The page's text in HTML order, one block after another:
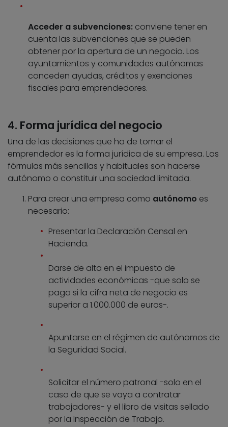
Acceder a subvenciones: conviene tener en
cuenta las subvenciones que se pueden
obtener por la apertura de un negocio. Los
ayuntamientos y comunidades autónomas
conceden ayudas, créditos y exenciones
fiscales para emprendedores.
4. Forma jurídica del negocio
Una de las decisiones que ha de tomar el
emprendedor es la forma jurídica de su empresa. Las
fórmulas más sencillas y habituales son hacerse
autónomo o constituir una sociedad limitada.
Para crear una empresa como autónomo es
necesario:
Presentar la Declaración Censal en
Hacienda.
Darse de alta en el impuesto de
actividades económicas -que solo se
paga si la cifra neta de negocio es
superior a 1.000.000 de euros-.
Apuntarse en el régimen de autónomos de
la Seguridad Social.
Solicitar el número patronal -solo en el
caso de que se vaya a contratar
trabajadores- y el libro de visitas sellado
por la Inspección de Trabajo.